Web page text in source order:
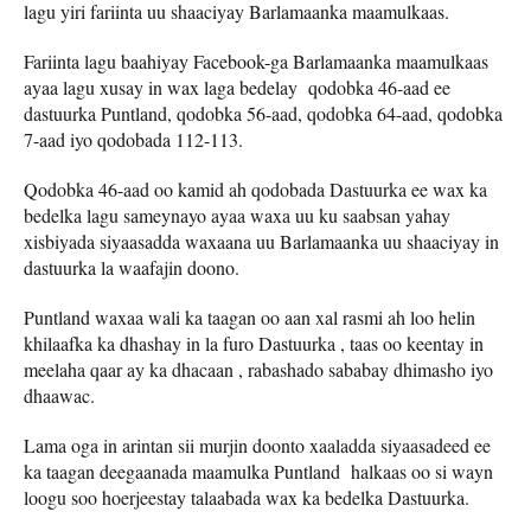
lagu yiri fariinta uu shaaciyay Barlamaanka maamulkaas.
Fariinta lagu baahiyay Facebook-ga Barlamaanka maamulkaas
ayaa lagu xusay in wax laga bedelay qodobka 46-aad ee
dastuurka Puntland, qodobka 56-aad, qodobka 64-aad, qodobka
7-aad iyo qodobada 112-113.
Qodobka 46-aad oo kamid ah qodobada Dastuurka ee wax ka
bedelka lagu sameynayo ayaa waxa uu ku saabsan yahay
xisbiyada siyaasadda waxaana uu Barlamaanka uu shaaciyay in
dastuurka la waafajin doono.
Puntland waxaa wali ka taagan oo aan xal rasmi ah loo helin
khilaafka ka dhashay in la furo Dastuurka , taas oo keentay in
meelaha qaar ay ka dhacaan , rabashado sababay dhimasho iyo
dhaawac.
Lama oga in arintan sii murjin doonto xaaladda siyaasadeed ee
ka taagan deegaanada maamulka Puntland halkaas oo si wayn
loogu soo hoerjeestay talaabada wax ka bedelka Dastuurka.